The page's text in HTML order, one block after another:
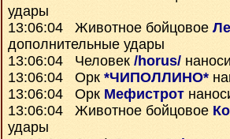
удары
13:06:04 Животное бойцовое
дополнительные удары
13:06:04 Человек /horus/
13:06:04 Орк *ЧИПОЛЛИНО*
13:06:04 Орк Мефистрот
13:06:04 Животное бойцовое
удары